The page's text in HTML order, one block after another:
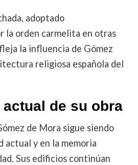
adoptado
la orden carmelita en otras
la influencia de Gómez
religiosa española del
de su obra
de Mora sigue siendo
actual y en la memoria
Sus edificios continúan